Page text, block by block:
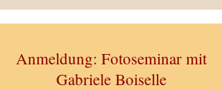
Anmeldung: Fotoseminar mit
Gabriele Boiselle